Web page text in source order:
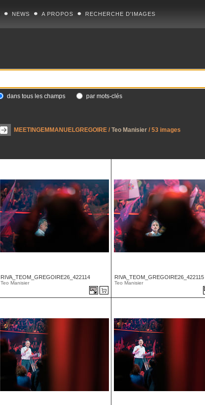
NEWS A PROPOS RECHERCHE D'IMAGES
dans tous les champs par mots-clés
MEETINGEMMANUELGREGOIRE / Teo Manisier / 53 images
RIVA_TEOM_GREGOIRE26_422114
Teo Manisier
RIVA_TEOM_GREGOIRE26_422115
Teo Manisier